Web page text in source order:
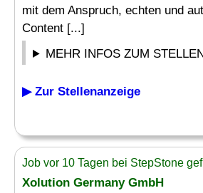
mit dem Anspruch, echten und
Content [...]
MEHR INFOS ZUM
▶ Zur Stellenanzeige
Job vor 10 Tagen bei StepStone
Xolution Germany GmbH